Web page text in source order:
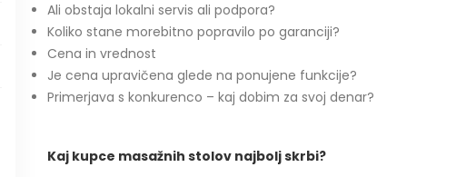
Ali obstaja lokalni servis ali podpora?
Koliko stane morebitno popravilo po garanciji?
Cena in vrednost
Je cena upravičena glede na ponujene funkcije?
Primerjava s konkurenco – kaj dobim za svoj denar?
Kaj kupce masažnih stolov najbolj skrbi?